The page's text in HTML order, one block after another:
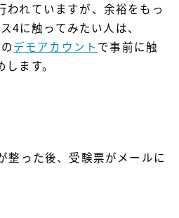
われていますが、余裕をもっ
4に触ってみたい人は、
デモアカウント で事前に触
ます。
整った後、受験票がメールに